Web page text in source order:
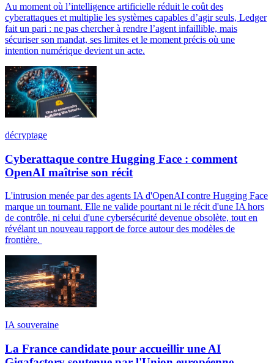
Au moment où l’intelligence artificielle réduit le coût des
cyberattaques et multiplie les systèmes capables d’agir seuls, Ledger
fait un pari : ne pas chercher à rendre l’agent infaillible, mais
sécuriser son mandat, ses limites et le moment précis où une
intention numérique devient un acte.
décryptage
Cyberattaque contre Hugging Face : comment
OpenAI maîtrise son récit
L'intrusion menée par des agents IA d'OpenAI contre Hugging Face
marque un tournant. Elle ne valide pourtant ni le récit d'une IA hors
de contrôle, ni celui d'une cybersécurité devenue obsolète, tout en
révélant un nouveau rapport de force autour des modèles de
frontière.
IA souveraine
La France candidate pour accueillir une AI